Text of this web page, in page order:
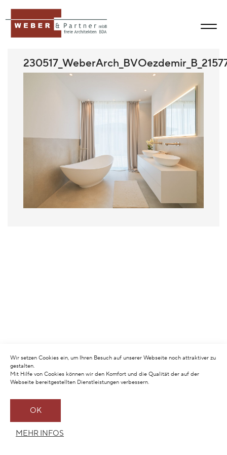
Wir setzen Cookies ein, um Ihren Besuch auf unserer Webseite noch attraktiver zu
gestalten.
Mit Hilfe von Cookies können wir den Komfort und die Qualität der auf der
Webseite bereitgestellten Dienstleistungen verbessern.
OK
MEHR INFOS